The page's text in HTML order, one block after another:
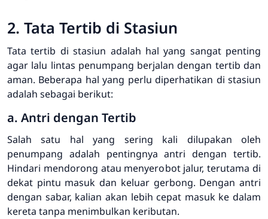
2. Tata Tertib di Stasiun
Tata tertib di stasiun adalah hal yang sangat penting
agar lalu lintas penumpang berjalan dengan tertib dan
aman. Beberapa hal yang perlu diperhatikan di stasiun
adalah sebagai berikut:
a. Antri dengan Tertib
Salah satu hal yang sering kali dilupakan oleh
penumpang adalah pentingnya antri dengan tertib.
Hindari mendorong atau menyerobot jalur, terutama di
dekat pintu masuk dan keluar gerbong. Dengan antri
dengan sabar, kalian akan lebih cepat masuk ke dalam
kereta tanpa menimbulkan keributan.